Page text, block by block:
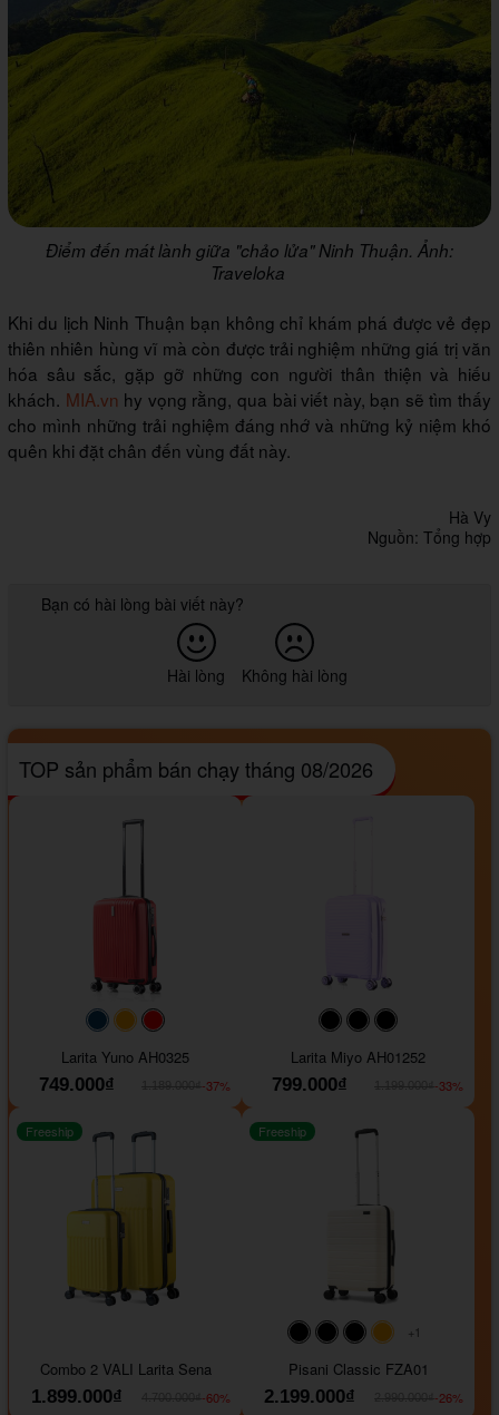
Điểm đến mát lành giữa "chảo lửa" Ninh Thuận. Ảnh:
Traveloka
Khi du lịch Ninh Thuận bạn không chỉ khám phá được vẻ đẹp
thiên nhiên hùng vĩ mà còn được trải nghiệm những giá trị văn
hóa sâu sắc, gặp gỡ những con người thân thiện và hiếu
khách. MIA.vn hy vọng rằng, qua bài viết này, bạn sẽ tìm thấy
cho mình những trải nghiệm đáng nhớ và những kỷ niệm khó
quên khi đặt chân đến vùng đất này.
Hà Vy
Nguồn: Tổng hợp
Bạn có hài lòng bài viết này?
Hài lòng Không hài lòng
TOP sản phẩm bán chạy tháng 08/2026
#093f69#ffa500
Larita Yuno AH0325
749.000₫
-37%
#000000#000000
Larita Miyo AH01252
799.000₫
-33%
Freeship
Combo 2 VALI Larita Sena
1.899.000₫
-60%
#000000#000000
#000000
#ffa500
+1
Freeship
Pisani Classic FZA01
2.199.000₫
-26%